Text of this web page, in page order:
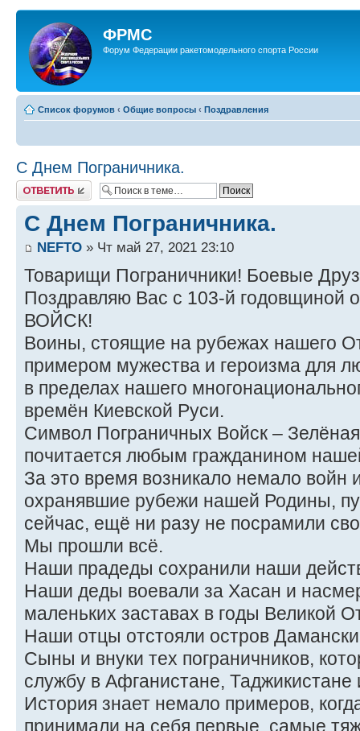
ФРМС
Форум Федерации ракетомодельного спорта России
Список форумов ‹ Общие вопросы ‹ Поздравления
С Днем Пограничника.
Ответить
С Днем Пограничника.
NEFTO » Чт май 27, 2021 23:10
Товарищи Пограничники! Боевые
Поздравляю Вас с 103-й
ВОЙСК!
Воины, стоящие на рубежах нашего
примером мужества и героизма для
в пределах нашего
времён Киевской Руси.
Символ Пограничных Войск –
почитается любым гражданином
За это время возникало немало войн
охранявшие рубежи нашей Родины,
сейчас, ещё ни разу не посрамили
Мы прошли всё.
Наши прадеды сохранили наши
Наши деды воевали за Хасан и
маленьких заставах в годы Великой
Наши отцы отстояли остров
Сыны и внуки тех пограничников,
службу в Афганистане,
История знает немало примеров,
принимали на себя первые, самые